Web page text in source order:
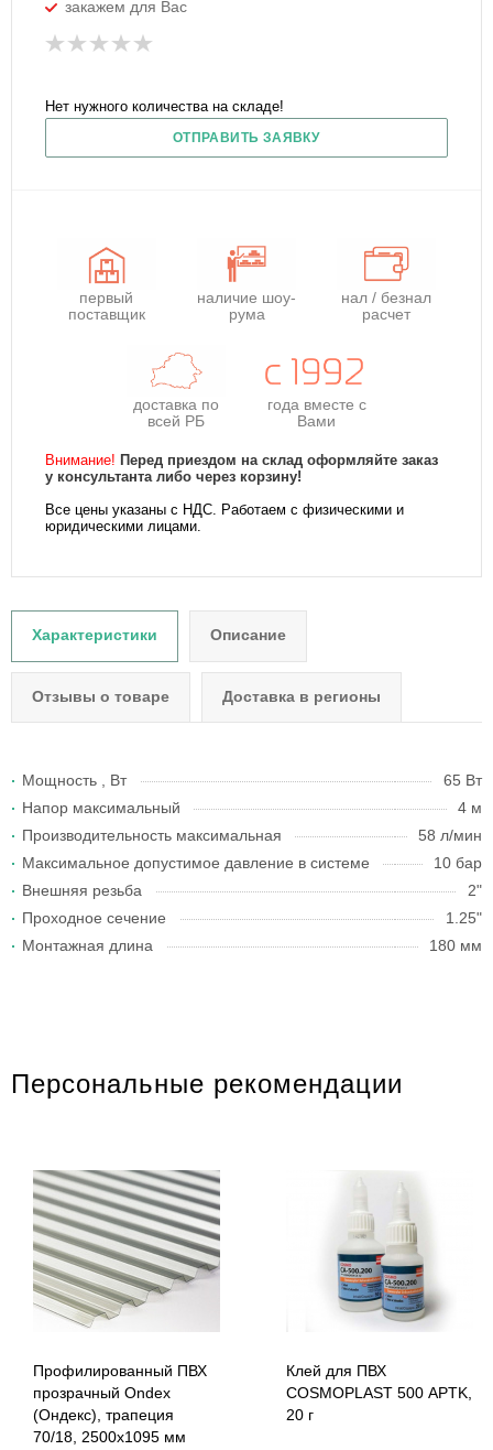
закажем для Вас
Нет нужного количества на складе!
ОТПРАВИТЬ ЗАЯВКУ
первый
поставщик
наличие шоу-
рума
нал / безнал
расчет
доставка по
всей РБ
года вместе с
Вами
Внимание! Перед приездом на склад оформляйте заказ
у консультанта либо через корзину!
Все цены указаны с НДС. Работаем с физическими и
юридическими лицами.
Характеристики Описание
Отзывы о товаре Доставка в регионы
Мощность , Вт
65 Вт
Напор максимальный
4 м
Производительность максимальная
58 л/мин
Максимальное допустимое давление в системе
10 бар
Внешняя резьба
2"
Проходное сечение
1.25"
Монтажная длина
180 мм
Персональные рекомендации
Профилированный ПВХ
прозрачный Ondex
(Ондекс), трапеция
70/18, 2500х1095 мм
Клей для ПВХ
COSMOPLAST 500 APTK,
20 г